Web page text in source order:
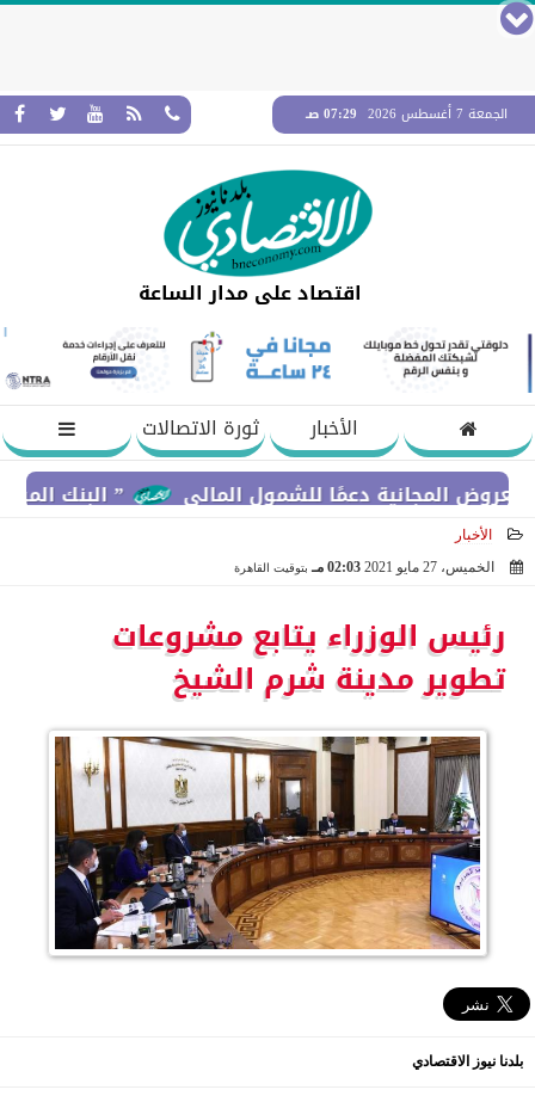
الجمعة 7 أغسطس 2026 07:29 صـ
اقتصاد على مدار الساعة
الأخبار
ثورة الاتصالات
” البنك المركزي” : معدلات الشمول المالي
دعمًا للشمول المالي
الأخبار
الخميس، 27 مايو 2021
02:03 مـ بتوقيت القاهرة
رئيس الوزراء يتابع مشروعات
تطوير مدينة شرم الشيخ
بلدنا نيوز الاقتصادي